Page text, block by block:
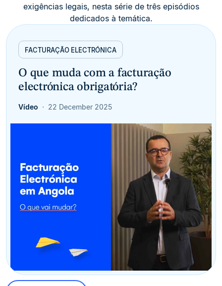
exigências legais, nesta série de três episódios
dedicados à temática.
FACTURAÇÃO ELECTRÓNICA
O que muda com a facturação
electrónica obrigatória?
Vídeo 22 December 2025